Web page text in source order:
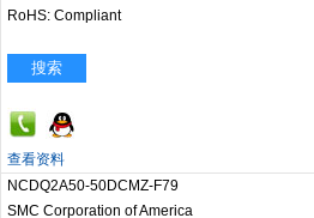
RoHS: Compliant
搜索
查看资料
NCDQ2A50-50DCMZ-F79
SMC Corporation of America